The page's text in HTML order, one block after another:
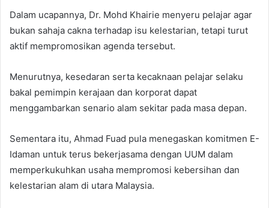
Dalam ucapannya, Dr. Mohd Khairie menyeru pelajar agar
bukan sahaja cakna terhadap isu kelestarian, tetapi turut
aktif mempromosikan agenda tersebut.
Menurutnya, kesedaran serta kecaknaan pelajar selaku
bakal pemimpin kerajaan dan korporat dapat
menggambarkan senario alam sekitar pada masa depan.
Sementara itu, Ahmad Fuad pula menegaskan komitmen E-
Idaman untuk terus bekerjasama dengan UUM dalam
memperkukuhkan usaha mempromosi kebersihan dan
kelestarian alam di utara Malaysia.